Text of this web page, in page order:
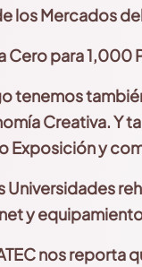
los Mercados
Cero para 1,000
tenemos
Creativa. Y
Exposicióny
Universidades
y
nos reporta